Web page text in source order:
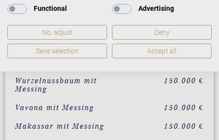
Weiß mit Messing 125.000 €
Nussbaum mit Messing 135.000 €
Mahagoni mit Messing 135.000 €
Wurzelnussbaum mit
Messing
150.000 €
Vavona mit Messing 150.000 €
Makassar mit Messing 150.000 €
Functional Advertising
No, adjust Deny
Save selection Accept all